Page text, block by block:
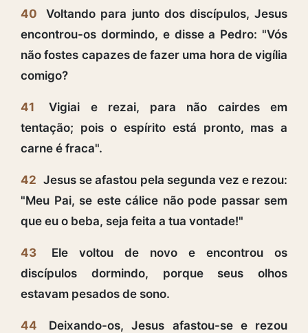
40
Voltando para junto dos discípulos, Jesus
encontrou-os dormindo, e disse a Pedro: "Vós
não fostes capazes de fazer uma hora de vigília
comigo?
41
Vigiai e rezai, para não cairdes em
tentação; pois o espírito está pronto, mas a
carne é fraca".
42 Jesus se afastou pela segunda vez e rezou:
"Meu Pai, se este cálice não pode passar sem
que eu o beba, seja feita a tua vontade!"
43
Ele voltou de novo e encontrou os
discípulos dormindo, porque seus olhos
estavam pesados de sono.
44
Deixando-os, Jesus afastou-se e rezou